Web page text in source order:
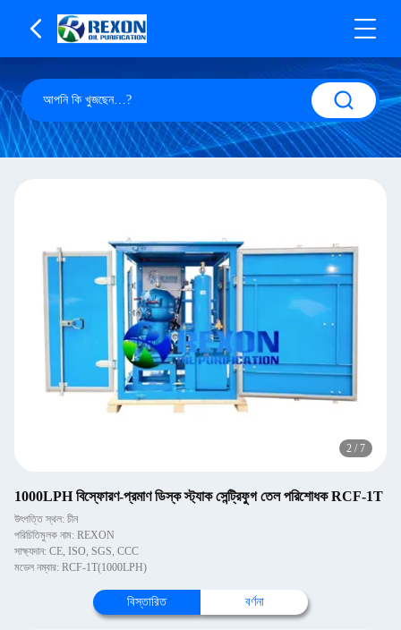
2 / 7
1000LPH বিস্ফোরণ-প্রমাণ ডিস্ক স্ট্যাক সেন্ট্রিফুগ তেল পরিশোধক RCF-1T
উৎপত্তি স্থল: চীন
পরিচিতিমুলক নাম: REXON
সাক্ষ্যদান: CE, ISO, SGS, CCC
মডেল নম্বার: RCF-1T(1000LPH)
বিস্তারিত বর্ণনা